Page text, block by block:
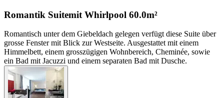
Romantik Suitemit Whirlpool 60.0m²
Romantisch unter dem Giebeldach gelegen verfügt diese Suite über
grosse Fenster mit Blick zur Westseite. Ausgestattet mit einem
Himmelbett, einem grosszügigen Wohnbereich, Cheminée, sowie
ein Bad mit Jacuzzi und einem separaten Bad mit Dusche.